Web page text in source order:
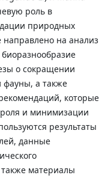
роль в
природных
на анализ
о сокращении
фауны, а также
которые
и минимизации
результаты
данные
материалы